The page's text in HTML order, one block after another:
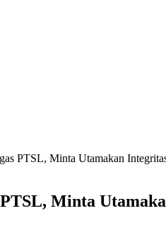
PTSL, Minta Utamakan
Minta